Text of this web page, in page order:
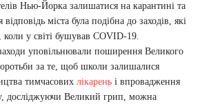
Нью-Йорка залишатися на карантині та
міста була подібна до заходів, які
у світі бушував COVID-19.
уповільнювали поширення Великого
за те, щоб школи залишалися
тимчасових лікарень і впровадження
досліджуючи Великий грип, можна